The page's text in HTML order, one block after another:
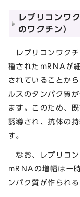
レプリコン
のワクチン）
レプリコンワクチ
種されたmRNAが
されていることか
ルスのタンパク質
ます。このため、
誘導され、抗体の
す。
なお、レプリコン
mRNAの増幅は一
ンパク質が作られ